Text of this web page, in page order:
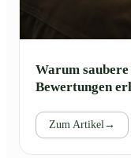
Warum
Bewertungen
Zum Artikel →